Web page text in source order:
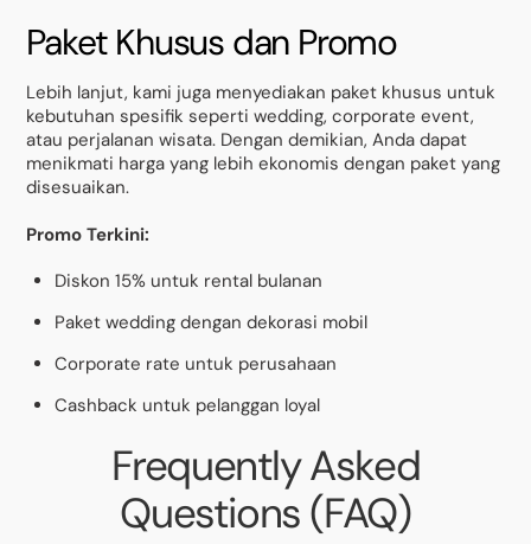
Paket Khusus dan Promo
Lebih lanjut, kami juga menyediakan paket khusus untuk
kebutuhan spesifik seperti wedding, corporate event,
atau perjalanan wisata. Dengan demikian, Anda dapat
menikmati harga yang lebih ekonomis dengan paket yang
disesuaikan.
Promo Terkini:
Diskon 15% untuk rental bulanan
Paket wedding dengan dekorasi mobil
Corporate rate untuk perusahaan
Cashback untuk pelanggan loyal
Frequently Asked
Questions (FAQ)